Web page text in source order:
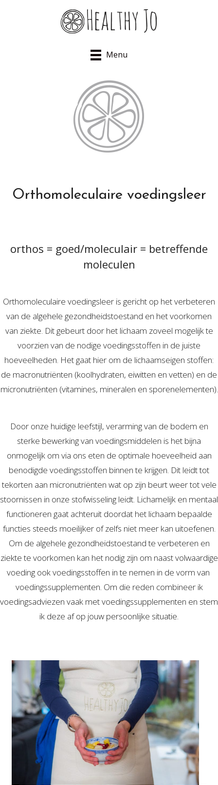
Menu
Orthomoleculaire voedingsleer
orthos = goed/moleculair = betreffende
moleculen
Orthomoleculaire voedingsleer is gericht op het verbeteren
van de algehele gezondheidstoestand en het voorkomen
van ziekte. Dit gebeurt door het lichaam zoveel mogelijk te
voorzien van de nodige voedingsstoffen in de juiste
hoeveelheden. Het gaat hier om de lichaamseigen stoffen:
de macronutriënten (koolhydraten, eiwitten en vetten) en de
micronutriënten (vitamines, mineralen en sporenelementen).
Door onze huidige leefstijl, verarming van de bodem en
sterke bewerking van voedingsmiddelen is het bijna
onmogelijk om via ons eten de optimale hoeveelheid aan
benodigde voedingsstoffen binnen te krijgen. Dit leidt tot
tekorten aan micronutriënten wat op zijn beurt weer tot vele
stoornissen in onze stofwisseling leidt. Lichamelijk en mentaal
functioneren gaat achteruit doordat het lichaam bepaalde
functies steeds moeilijker of zelfs niet meer kan uitoefenen.
Om de algehele gezondheidstoestand te verbeteren en
ziekte te voorkomen kan het nodig zijn om naast volwaardige
voeding ook voedingsstoffen in te nemen in de vorm van
voedingssupplementen. Om die reden combineer ik
voedingsadviezen vaak met voedingssupplementen en stem
ik deze af op jouw persoonlijke situatie.